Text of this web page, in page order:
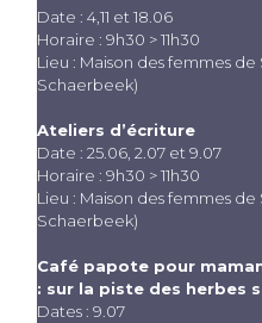
Date : 4,11 et 18.06
Horaire : 9h30 > 11h30
Lieu : Maison des femmes
Schaerbeek)
Ateliers d’écriture
Date : 25.06, 2.07 et 9.07
Horaire : 9h30 > 11h30
Lieu : Maison des femmes
Schaerbeek)
Café papote pour
: sur la piste des herbes
Dates : 9.07